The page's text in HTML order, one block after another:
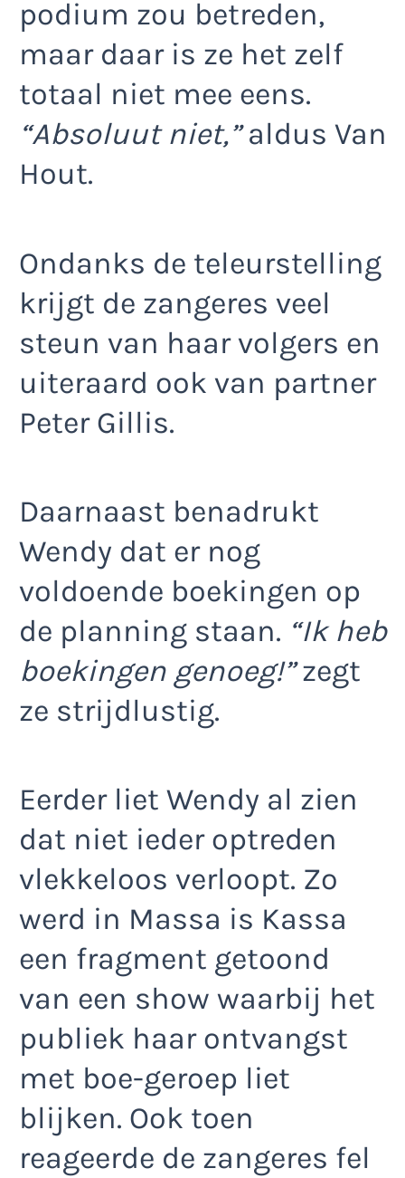
podium zou betreden,
maar daar is ze het zelf
totaal niet mee eens.
“Absoluut niet,”aldus Van
Hout.
Ondanks de teleurstelling
krijgt de zangeres veel
steun van haar volgers en
uiteraard ook van partner
Peter Gillis.
Daarnaast benadrukt
Wendy dat er nog
voldoende boekingen op
de planning staan. “Ik heb
boekingen genoeg!”zegt
ze strijdlustig.
Eerder liet Wendy al zien
dat niet ieder optreden
vlekkeloos verloopt. Zo
werd in Massa is Kassa
een fragment getoond
van een show waarbij het
publiek haar ontvangst
met boe-geroep liet
blijken. Ook toen
reageerde de zangeres fel